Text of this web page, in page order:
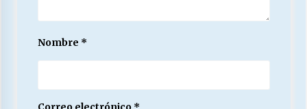
Nombre *